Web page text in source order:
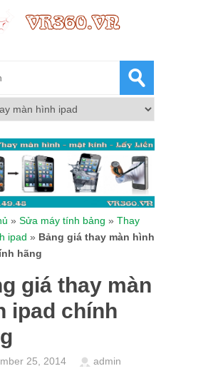
» Sửa máy tính bảng » Thay
ipad » Bảng giá thay màn hình
hãng
giá thay màn
ipad chính
25, 2014 admin